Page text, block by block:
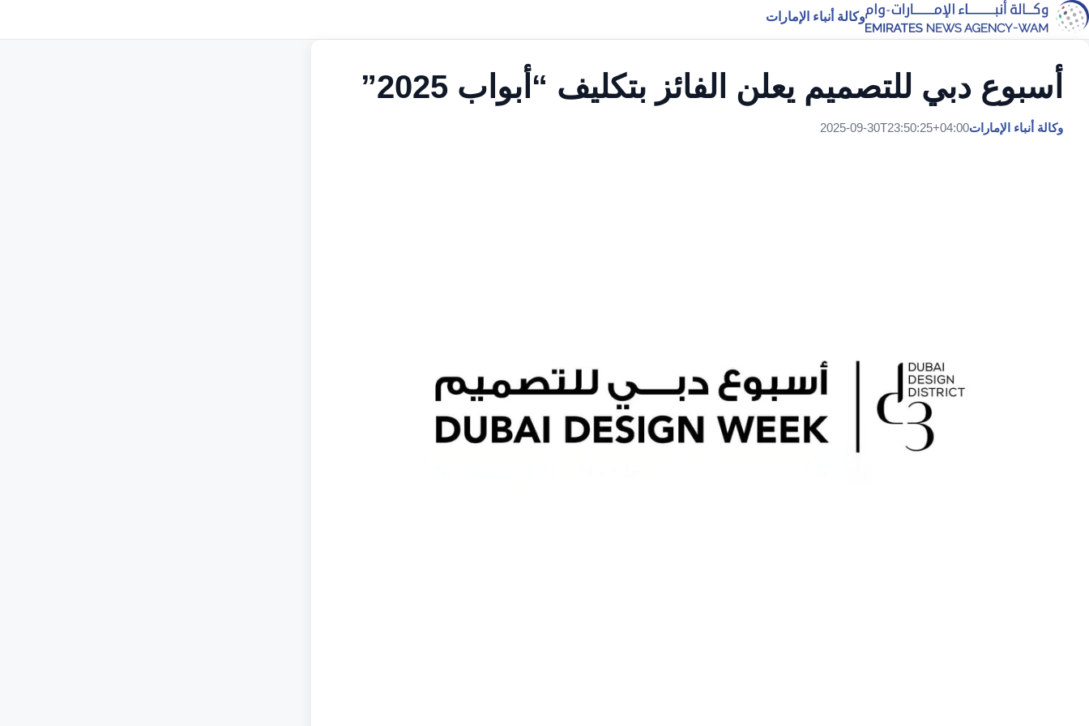
وكالة أنباء الإمارات
أسبوع دبي للتصميم يعلن الفائز بتكليف “أبواب 2025”
وكالة أنباء الإمارات2025-09-30T23:50:25+04:00